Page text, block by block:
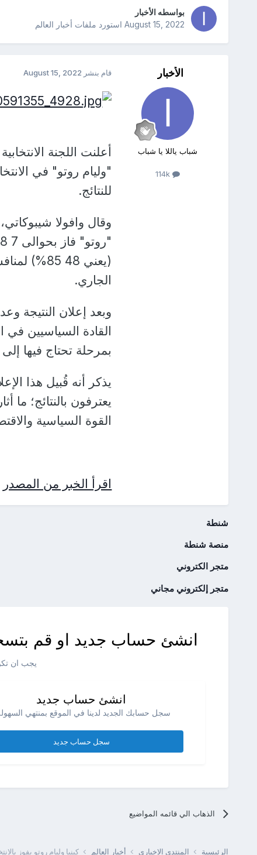
بواسطه الأخبار
August 15, 2022استورد ملفات أخبار العالم
الأخبار
شباب ياللا يا شباب
114k
قام بنشر August 15, 2022
أعلنت اللجنة
"وليام روتو" في
للنتائج.
وقال وافولا
الجاري.
القادة السياسيين في
بمرحلة تحتاج فيها إلى
يعترفون بالنتائج؛ ما
القوة السياسية
اقرأ الخبر من المصدر
شنطة
منصة شنطة
متجر الكتروني
متجر إلكتروني مجاني
انشئ حساب جديد او قم
يجب ان
انشئ حساب جديد
سجل حسابك الجديد لدينا في الموقع بمنتهي
سجل حساب جديد
الذهاب الي قائمه المواضيع
الرئيسية المنتدى الإخبارى أخبار العالم كينيا وليام روتو يفوز